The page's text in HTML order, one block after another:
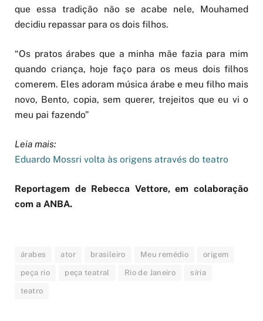
que essa tradição não se acabe nele, Mouhamed
decidiu repassar para os dois filhos.
“Os pratos árabes que a minha mãe fazia para mim
quando criança, hoje faço para os meus dois filhos
comerem. Eles adoram música árabe e meu filho mais
novo, Bento, copia, sem querer, trejeitos que eu vi o
meu pai fazendo”
Leia mais:
Eduardo Mossri volta às origens através do teatro
Reportagem de Rebecca Vettore, em colaboração
com a ANBA.
árabes ator brasileiro Meu remédio origem
peça rio peça teatral Rio de Janeiro síria
teatro